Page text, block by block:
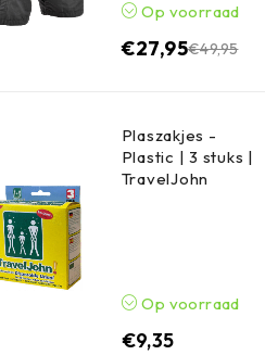
Op voorraad
€49,95
€27,95
Plaszakjes -
Plastic | 3 stuks |
TravelJohn
Op voorraad
€9,35